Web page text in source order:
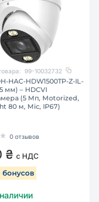
99-10032732
HAC-HDW1500TP-Z-IL-
мм) – HDCVI
(5 Мп, Motorized,
80 м, Mic, IP67)
0 отзывов
₴ с НДС
бонусов